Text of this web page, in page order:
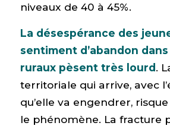
niveaux de 40 à 45%.
La désespérance des
sentiment d’abandon
ruraux pèsent très lourd.
territoriale qui arrive, avec
qu’elle va engendrer,
le phénomène. La fracture